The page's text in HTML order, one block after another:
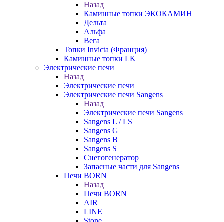
Назад
Каминные топки ЭКОКАМИН
Дельта
Альфа
Вега
Топки Invicta (Франция)
Каминные топки LK
Электрические печи
Назад
Электрические печи
Электрические печи Sangens
Назад
Электрические печи Sangens
Sangens L / LS
Sangens G
Sangens B
Sangens S
Снегогенератор
Запасные части для Sangens
Печи BORN
Назад
Печи BORN
AIR
LINE